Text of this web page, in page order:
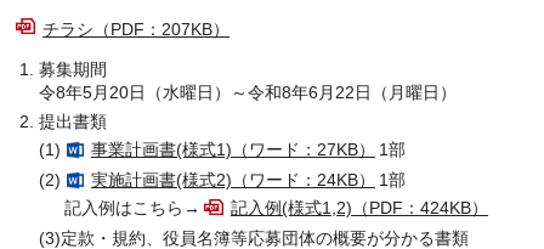
チラシ（PDF：207KB）
募集期間
令8年5月20日（水曜日）～令和8年6月22日（月曜日）
提出書類
(1)
事業計画書(様式1)（ワード：27KB）
1部
(2)
実施計画書(様式2)（ワード：24KB）
1部
記入例はこちら→
記入例(様式1,2)（PDF：424KB）
(3)定款・規約、役員名簿等応募団体の概要が分かる書類